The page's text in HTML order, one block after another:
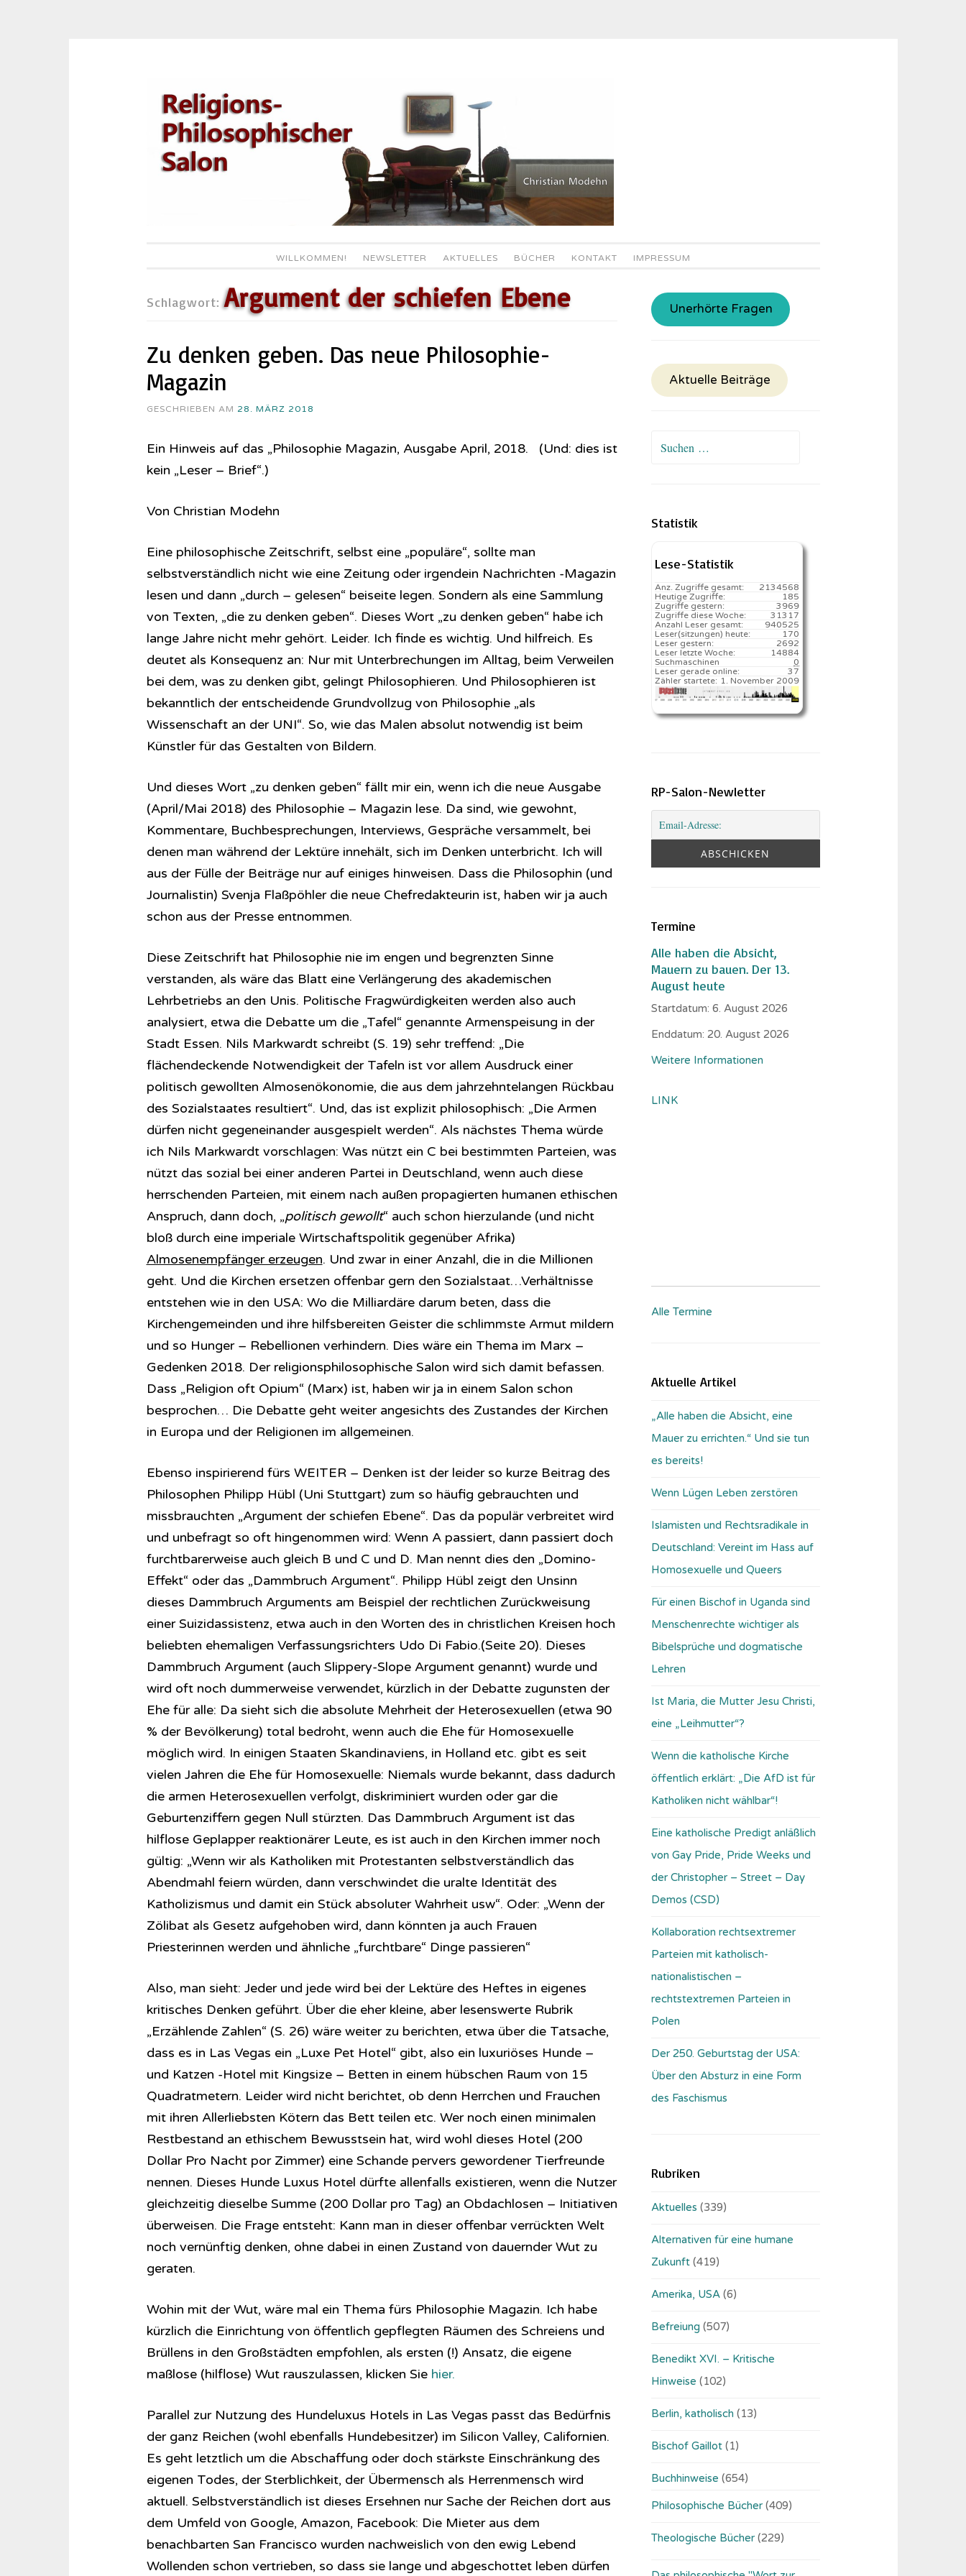
Inhalt
springen
WILLKOMMEN! NEWSLETTER AKTUELLES BÜCHER KONTAKT IMPRESSUM
Schlagwort:Argument der schiefen Ebene
Zu denken geben. Das neue Philosophie-
Magazin
GESCHRIEBEN AM 28. MÄRZ 2018
Ein Hinweis auf das „Philosophie Magazin, Ausgabe April, 2018. (Und: dies ist
kein „Leser – Brief“.)
Von Christian Modehn
Eine philosophische Zeitschrift, selbst eine „populäre“, sollte man
selbstverständlich nicht wie eine Zeitung oder irgendein Nachrichten -Magazin
lesen und dann „durch – gelesen“ beiseite legen. Sondern als eine Sammlung
von Texten, „die zu denken geben“. Dieses Wort „zu denken geben“ habe ich
lange Jahre nicht mehr gehört. Leider. Ich finde es wichtig. Und hilfreich. Es
deutet als Konsequenz an: Nur mit Unterbrechungen im Alltag, beim Verweilen
bei dem, was zu denken gibt, gelingt Philosophieren. Und Philosophieren ist
bekanntlich der entscheidende Grundvollzug von Philosophie „als
Wissenschaft an der UNI“. So, wie das Malen absolut notwendig ist beim
Künstler für das Gestalten von Bildern.
Und dieses Wort „zu denken geben“ fällt mir ein, wenn ich die neue Ausgabe
(April/Mai 2018) des Philosophie – Magazin lese. Da sind, wie gewohnt,
Kommentare, Buchbesprechungen, Interviews, Gespräche versammelt, bei
denen man während der Lektüre innehält, sich im Denken unterbricht. Ich will
aus der Fülle der Beiträge nur auf einiges hinweisen. Dass die Philosophin (und
Journalistin) Svenja Flaßpöhler die neue Chefredakteurin ist, haben wir ja auch
schon aus der Presse entnommen.
Diese Zeitschrift hat Philosophie nie im engen und begrenzten Sinne
verstanden, als wäre das Blatt eine Verlängerung des akademischen
Lehrbetriebs an den Unis. Politische Fragwürdigkeiten werden also auch
analysiert, etwa die Debatte um die „Tafel“ genannte Armenspeisung in der
Stadt Essen. Nils Markwardt schreibt (S. 19) sehr treffend: „Die
flächendeckende Notwendigkeit der Tafeln ist vor allem Ausdruck einer
politisch gewollten Almosenökonomie, die aus dem jahrzehntelangen Rückbau
des Sozialstaates resultiert“. Und, das ist explizit philosophisch: „Die Armen
dürfen nicht gegeneinander ausgespielt werden“. Als nächstes Thema würde
ich Nils Markwardt vorschlagen: Was nützt ein C bei bestimmten Parteien, was
nützt das sozial bei einer anderen Partei in Deutschland, wenn auch diese
herrschenden Parteien, mit einem nach außen propagierten humanen ethischen
Anspruch, dann doch, „politisch gewollt“ auch schon hierzulande (und nicht
bloß durch eine imperiale Wirtschaftspolitik gegenüber Afrika)
Almosenempfänger erzeugen. Und zwar in einer Anzahl, die in die Millionen
geht. Und die Kirchen ersetzen offenbar gern den Sozialstaat…Verhältnisse
entstehen wie in den USA: Wo die Milliardäre darum beten, dass die
Kirchengemeinden und ihre hilfsbereiten Geister die schlimmste Armut mildern
und so Hunger – Rebellionen verhindern. Dies wäre ein Thema im Marx –
Gedenken 2018. Der religionsphilosophische Salon wird sich damit befassen.
Dass „Religion oft Opium“ (Marx) ist, haben wir ja in einem Salon schon
besprochen… Die Debatte geht weiter angesichts des Zustandes der Kirchen
in Europa und der Religionen im allgemeinen.
Ebenso inspirierend fürs WEITER – Denken ist der leider so kurze Beitrag des
Philosophen Philipp Hübl (Uni Stuttgart) zum so häufig gebrauchten und
missbrauchten „Argument der schiefen Ebene“. Das da populär verbreitet wird
und unbefragt so oft hingenommen wird: Wenn A passiert, dann passiert doch
furchtbarerweise auch gleich B und C und D. Man nennt dies den „Domino-
Effekt“ oder das „Dammbruch Argument“. Philipp Hübl zeigt den Unsinn
dieses Dammbruch Arguments am Beispiel der rechtlichen Zurückweisung
einer Suizidassistenz, etwa auch in den Worten des in christlichen Kreisen hoch
beliebten ehemaligen Verfassungsrichters Udo Di Fabio.(Seite 20). Dieses
Dammbruch Argument (auch Slippery-Slope Argument genannt) wurde und
wird oft noch dummerweise verwendet, kürzlich in der Debatte zugunsten der
Ehe für alle: Da sieht sich die absolute Mehrheit der Heterosexuellen (etwa 90
% der Bevölkerung) total bedroht, wenn auch die Ehe für Homosexuelle
möglich wird. In einigen Staaten Skandinaviens, in Holland etc. gibt es seit
vielen Jahren die Ehe für Homosexuelle: Niemals wurde bekannt, dass dadurch
die armen Heterosexuellen verfolgt, diskriminiert wurden oder gar die
Geburtenziffern gegen Null stürzten. Das Dammbruch Argument ist das
hilflose Geplapper reaktionärer Leute, es ist auch in den Kirchen immer noch
gültig: „Wenn wir als Katholiken mit Protestanten selbstverständlich das
Abendmahl feiern würden, dann verschwindet die uralte Identität des
Katholizismus und damit ein Stück absoluter Wahrheit usw“. Oder: „Wenn der
Zölibat als Gesetz aufgehoben wird, dann könnten ja auch Frauen
Priesterinnen werden und ähnliche „furchtbare“ Dinge passieren“
Also, man sieht: Jeder und jede wird bei der Lektüre des Heftes in eigenes
kritisches Denken geführt. Über die eher kleine, aber lesenswerte Rubrik
„Erzählende Zahlen“ (S. 26) wäre weiter zu berichten, etwa über die Tatsache,
dass es in Las Vegas ein „Luxe Pet Hotel“ gibt, also ein luxuriöses Hunde –
und Katzen -Hotel mit Kingsize – Betten in einem hübschen Raum von 15
Quadratmetern. Leider wird nicht berichtet, ob denn Herrchen und Frauchen
mit ihren Allerliebsten Kötern das Bett teilen etc. Wer noch einen minimalen
Restbestand an ethischem Bewusstsein hat, wird wohl dieses Hotel (200
Dollar Pro Nacht por Zimmer) eine Schande pervers gewordener Tierfreunde
nennen. Dieses Hunde Luxus Hotel dürfte allenfalls existieren, wenn die Nutzer
gleichzeitig dieselbe Summe (200 Dollar pro Tag) an Obdachlosen – Initiativen
überweisen. Die Frage entsteht: Kann man in dieser offenbar verrückten Welt
noch vernünftig denken, ohne dabei in einen Zustand von dauernder Wut zu
geraten.
Wohin mit der Wut, wäre mal ein Thema fürs Philosophie Magazin. Ich habe
kürzlich die Einrichtung von öffentlich gepflegten Räumen des Schreiens und
Brüllens in den Großstädten empfohlen, als ersten (!) Ansatz, die eigene
maßlose (hilflose) Wut rauszulassen, klicken Sie hier.
Parallel zur Nutzung des Hundeluxus Hotels in Las Vegas passt das Bedürfnis
der ganz Reichen (wohl ebenfalls Hundebesitzer) im Silicon Valley, Californien.
Es geht letztlich um die Abschaffung oder doch stärkste Einschränkung des
eigenen Todes, der Sterblichkeit, der Übermensch als Herrenmensch wird
aktuell. Selbstverständlich ist dieses Ersehnen nur Sache der Reichen dort aus
dem Umfeld von Google, Amazon, Facebook: Die Mieter aus dem
benachbarten San Francisco wurden nachweislich von den ewig Lebend
Wollenden schon vertrieben, so dass sie lange und abgeschottet leben dürfen
Unerhörte Fragen
Aktuelle Beiträge
Suchen
Statistik
Lese-Statistik
2134568
Anz. Zugriffe gesamt:
185
Heutige Zugriffe:
3969
Zugriffe gestern:
31317
Zugriffe diese Woche:
940525
Anzahl Leser gesamt:
170️
Leser(sitzungen) heute:
2692
Leser gestern:
14884️
Leser letzte Woche:
0
Suchmaschinen
37
Leser gerade online:
1. November 2009
Zähler startete:
RP-Salon-Newletter
Termine
Alle haben die Absicht,
Mauern zu bauen. Der 13.
August heute
Startdatum:6. August 2026
Enddatum: 20. August 2026
Weitere Informationen
LINK
Alle Termine
Aktuelle Artikel
„Alle haben die Absicht, eine
Mauer zu errichten.“ Und sie tun
es bereits!
Wenn Lügen Leben zerstören
Islamisten und Rechtsradikale in
Deutschland: Vereint im Hass auf
Homosexuelle und Queers
Für einen Bischof in Uganda sind
Menschenrechte wichtiger als
Bibelsprüche und dogmatische
Lehren
Ist Maria, die Mutter Jesu Christi,
eine „Leihmutter“?
Wenn die katholische Kirche
öffentlich erklärt: „Die AfD ist für
Katholiken nicht wählbar“!
Eine katholische Predigt anläßlich
von Gay Pride, Pride Weeks und
der Christopher – Street – Day
Demos (CSD)
Kollaboration rechtsextremer
Parteien mit katholisch-
nationalistischen –
rechtstextremen Parteien in
Polen
Der 250. Geburtstag der USA:
Über den Absturz in eine Form
des Faschismus
Rubriken
Aktuelles (339)
Alternativen für eine humane
Zukunft (419)
Amerika, USA (6)
Befreiung (507)
Benedikt XVI. – Kritische
Hinweise (102)
Berlin, katholisch (13)
Bischof Gaillot (1)
Buchhinweise (654)
Philosophische Bücher (409)
Theologische Bücher (229)